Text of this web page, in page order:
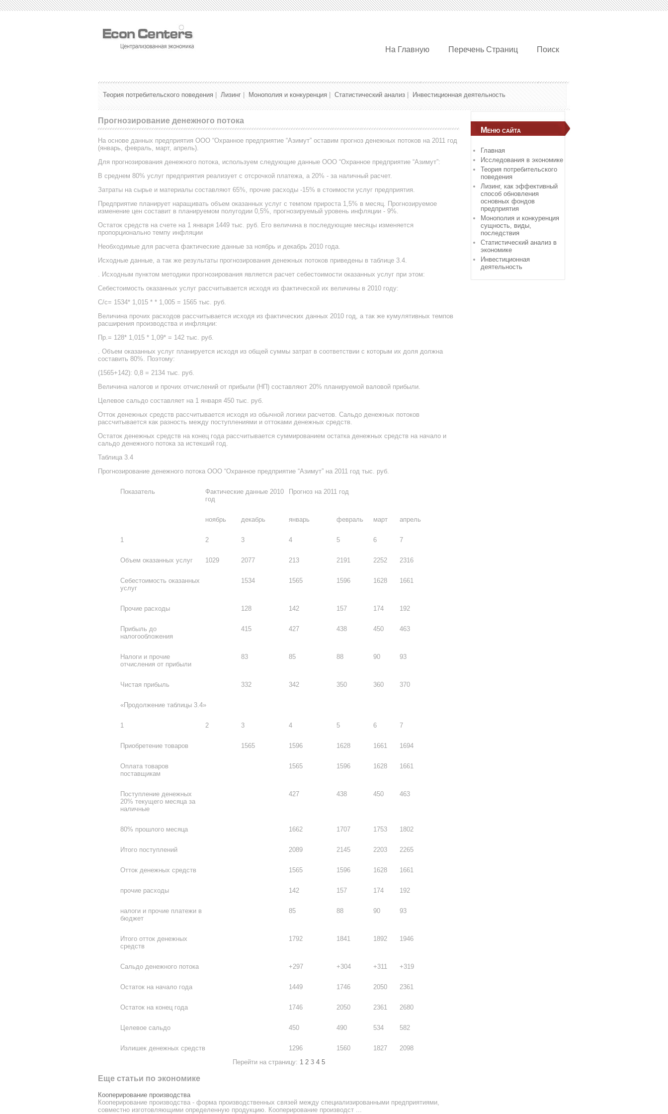
На Главную Перечень Страниц Поиск
Теория потребительского поведения Лизинг Монополия и конкуренция Статистический анализ Инвестиционная деятельность
Прогнозирование денежного потока
На основе данных предприятия ООО “Охранное предприятие “Азимут” оставим прогноз денежных потоков на 2011 год
(январь, февраль, март, апрель).
Для прогнозирования денежного потока, используем следующие данные ООО “Охранное предприятие “Азимут”:
В среднем 80% услуг предприятия реализует с отсрочкой платежа, а 20% - за наличный расчет.
Затраты на сырье и материалы составляют 65%, прочие расходы -15% в стоимости услуг предприятия.
Предприятие планирует наращивать объем оказанных услуг с темпом прироста 1,5% в месяц. Прогнозируемое
изменение цен составит в планируемом полугодии 0,5%, прогнозируемый уровень инфляции - 9%.
Остаток средств на счете на 1 января 1449 тыс. руб. Его величина в последующие месяцы изменяется
пропорционально темпу инфляции
Необходимые для расчета фактические данные за ноябрь и декабрь 2010 года.
Исходные данные, а так же результаты прогнозирования денежных потоков приведены в таблице 3.4.
. Исходным пунктом методики прогнозирования является расчет себестоимости оказанных услуг при этом:
Себестоимость оказанных услуг рассчитывается исходя из фактической их величины в 2010 году:
С/c= 1534* 1,015 * * 1,005 = 1565 тыс. руб.
Величина прочих расходов рассчитывается исходя из фактических данных 2010 год, а так же кумулятивных темпов
расширения производства и инфляции:
Пр.= 128* 1,015 * 1,09* = 142 тыс. руб.
. Объем оказанных услуг планируется исходя из общей суммы затрат в соответствии с которым их доля должна
составить 80%. Поэтому:
(1565+142): 0,8 = 2134 тыс. руб.
Величина налогов и прочих отчислений от прибыли (НП) составляют 20% планируемой валовой прибыли.
Целевое сальдо составляет на 1 января 450 тыс. руб.
Отток денежных средств рассчитывается исходя из обычной логики расчетов. Сальдо денежных потоков
рассчитывается как разность между поступлениями и оттоками денежных средств.
Остаток денежных средств на конец года рассчитывается суммированием остатка денежных средств на начало и
сальдо денежного потока за истекший год.
Таблица 3.4
Прогнозирование денежного потока ООО “Охранное предприятие “Азимут” на 2011 год тыс. руб.
Показатель
Фактические данные 2010
год
Прогноз на 2011 год
ноябрь декабрь январь февраль март апрель
1 2 3 4 5 6 7
Объем оказанных услуг 1029 2077 213 2191 2252 2316
Себестоимость оказанных
услуг
1534 1565 1596 1628 1661
Прочие расходы 128 142 157 174 192
Прибыль до
налогообложения
415 427 438 450 463
Налоги и прочие
отчисления от прибыли
83 85 88 90 93
Чистая прибыль 332 342 350 360 370
«Продолжение таблицы 3.4»
1 2 3 4 5 6 7
Приобретение товаров 1565 1596 1628 1661 1694
Оплата товаров
поставщикам
1565 1596 1628 1661
Поступление денежных
20% текущего месяца за
наличные
427 438 450 463
80% прошлого месяца 1662 1707 1753 1802
Итого поступлений 2089 2145 2203 2265
Отток денежных средств 1565 1596 1628 1661
прочие расходы 142 157 174 192
налоги и прочие платежи в
бюджет
85 88 90 93
Итого отток денежных
средств
1792 1841 1892 1946
Сальдо денежного потока +297 +304 +311 +319
Остаток на начало года 1449 1746 2050 2361
Остаток на конец года 1746 2050 2361 2680
Целевое сальдо 450 490 534 582
Излишек денежных средств 1296 1560 1827
2098
Перейти на страницу: 1 2 3 4 5
Еще статьи по экономике
Кооперирование производства
Кооперирование производства - форма производственных связей между специализированными предприятиями,
совместно изготовляющими определенную продукцию. Кооперирование производст ...
Меню сайта
Главная
Исследования в экономике
Теория потребительского
поведения
Лизинг, как эффективный
способ обновления
основных фондов
предприятия
Монополия и конкуренция
сущность, виды,
последствия
Статистический анализ в
экономике
Инвестиционная
деятельность